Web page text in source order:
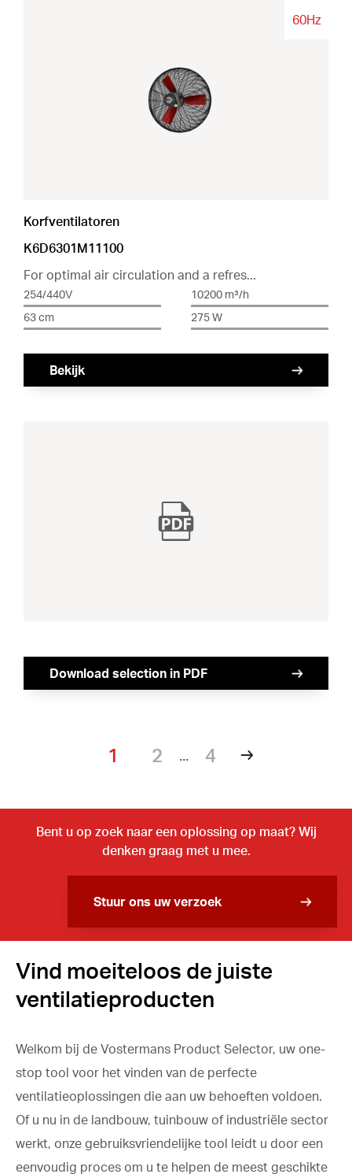
60Hz
Korfventilatoren
K6D6301M11100
For optimal air circulation and a refres...
254/440V
10200 m³/h
63 cm
275 W
Bekijk
Download selection in PDF
1 2 ... 4
Bent u op zoek naar een oplossing op maat? Wij
denken graag met u mee.
Stuur ons uw verzoek
Vind moeiteloos de juiste
ventilatieproducten
Welkom bij de Vostermans Product Selector, uw one-
stop tool voor het vinden van de perfecte
ventilatieoplossingen die aan uw behoeften voldoen.
Of u nu in de landbouw, tuinbouw of industriële sector
werkt, onze gebruiksvriendelijke tool leidt u door een
eenvoudig proces om u te helpen de meest geschikte